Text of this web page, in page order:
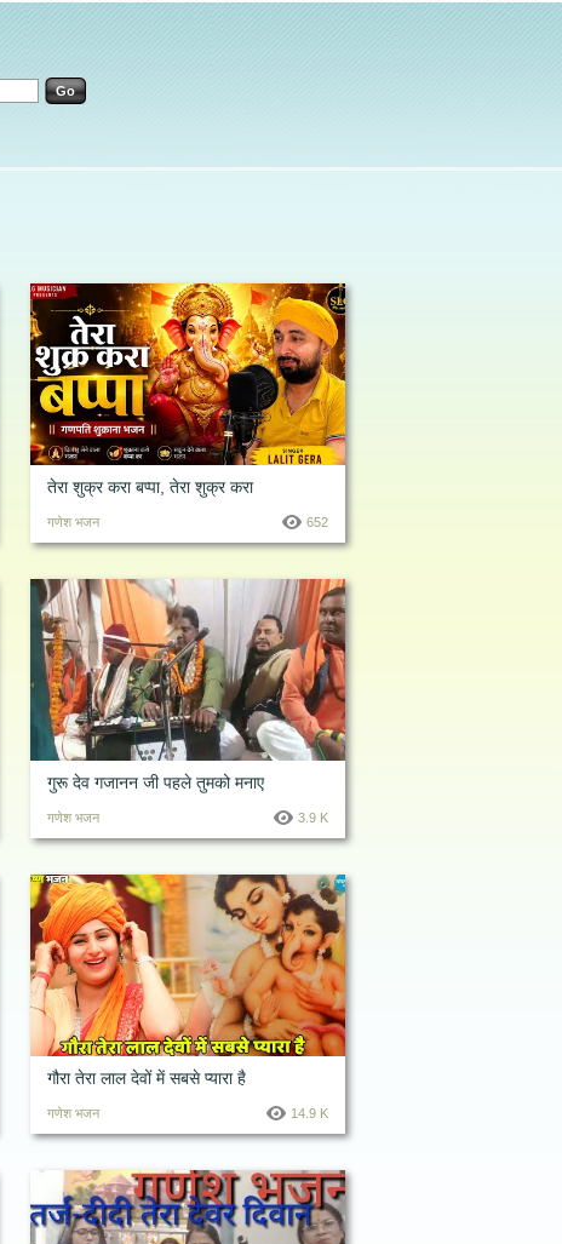
तेरा शुक्र करा बप्पा, तेरा शुक्र करा
गणेश भजन 652
गुरू देव गजानन जी पहले तुमको मनाए
गणेश भजन 3.9 K
गौरा तेरा लाल देवों में सबसे प्यारा है
गणेश भजन 14.9 K